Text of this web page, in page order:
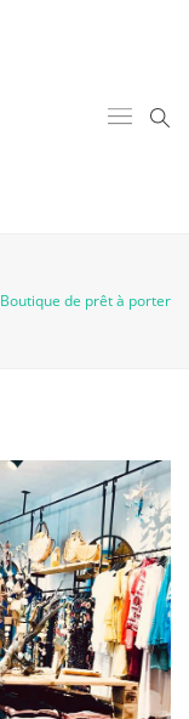
Boutique de prêt à porter